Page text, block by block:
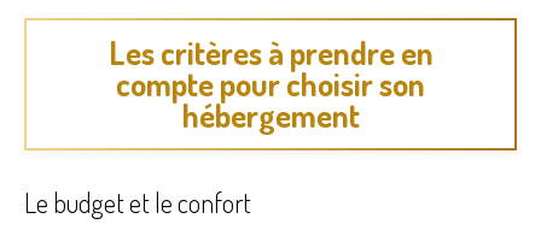
Les critères à prendre en
compte pour choisir son
hébergement
Le budget et le confort